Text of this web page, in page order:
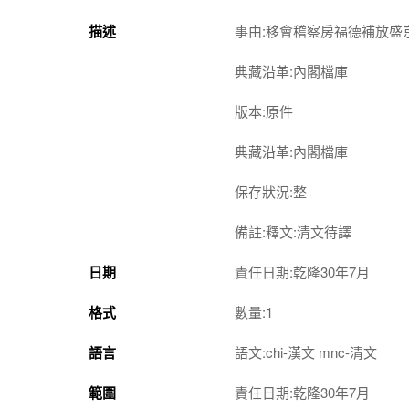
描述 事由:移會稽察房福德補放
典藏沿革:內閣檔庫
版本:原件
典藏沿革:內閣檔庫
保存狀況:整
備註:釋文:清文待譯
日期 責任日期:乾隆30年7月
格式 數量:1
語言 語文:chi-漢文 mnc-清文
範圍 責任日期:乾隆30年7月